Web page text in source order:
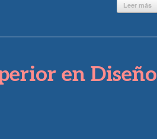
Leer más
en Diseño